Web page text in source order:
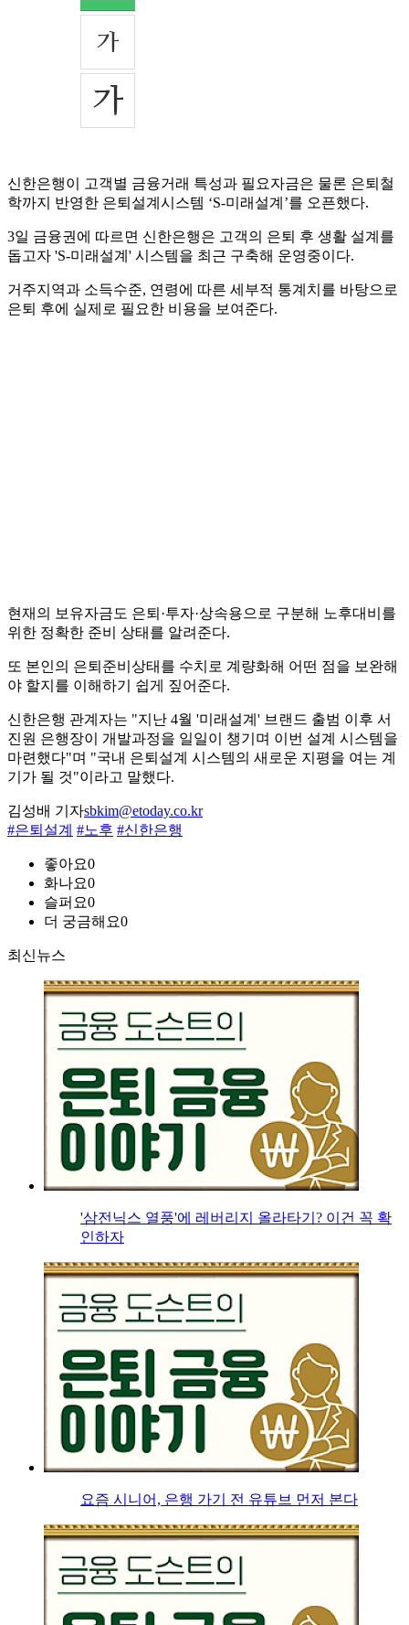
신한은행이 고객별 금융거래 특성과 필요자금은 물론 은퇴철
학까지 반영한 은퇴설계시스템 ‘S-미래설계’를 오픈했다.
3일 금융권에 따르면 신한은행은 고객의 은퇴 후 생활 설계를
돕고자 'S-미래설계' 시스템을 최근 구축해 운영중이다.
거주지역과 소득수준, 연령에 따른 세부적 통계치를 바탕으로
은퇴 후에 실제로 필요한 비용을 보여준다.
현재의 보유자금도 은퇴·투자·상속용으로 구분해 노후대비를
위한 정확한 준비 상태를 알려준다.
또 본인의 은퇴준비상태를 수치로 계량화해 어떤 점을 보완해
야 할지를 이해하기 쉽게 짚어준다.
신한은행 관계자는 "지난 4월 '미래설계' 브랜드 출범 이후 서
진원 은행장이 개발과정을 일일이 챙기며 이번 설계 시스템을
마련했다"며 "국내 은퇴설계 시스템의 새로운 지평을 여는 계
기가 될 것"이라고 말했다.
김성배 기자sbkim@etoday.co.kr
#은퇴설계 #노후 #신한은행
좋아요0
화나요0
슬퍼요0
더 궁금해요0
최신뉴스
'삼전닉스 열풍'에 레버리지 올라타기? 이건 꼭 확
인하자
요즘 시니어, 은행 가기 전 유튜브 먼저 본다